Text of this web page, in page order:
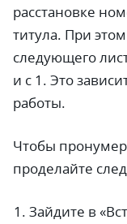
расстановке
титула. При
следующего
и с 1. Это
работы.
Чтобы
проделайте
Зайдите в